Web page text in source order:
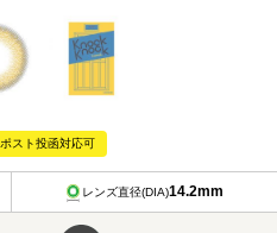
ポスト投函対応可
レンズ直径(DIA)14.2mm